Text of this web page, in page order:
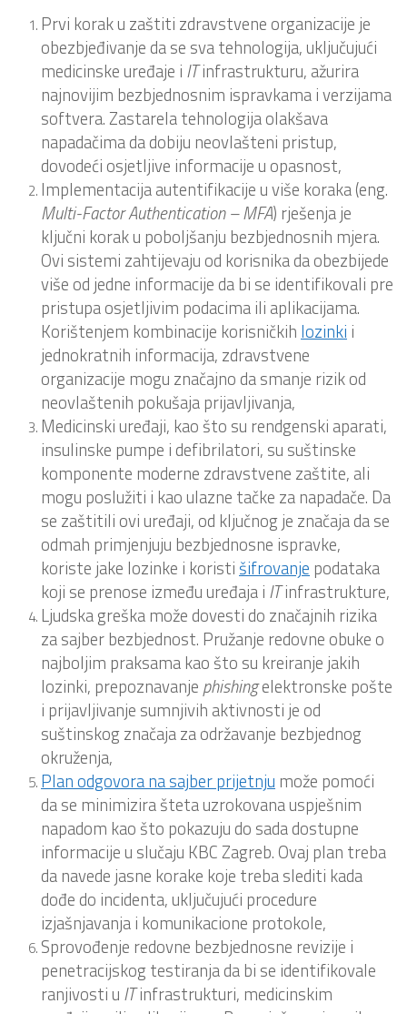
Prvi korak u zaštiti zdravstvene organizacije je
obezbjeđivanje da se sva tehnologija, uključujući
medicinske uređaje i ITinfrastrukturu, ažurira
najnovijim bezbjednosnim ispravkama i verzijama
softvera. Zastarela tehnologija olakšava
napadačima da dobiju neovlašteni pristup,
dovodeći osjetljive informacije u opasnost,
Implementacija autentifikacije u više koraka (eng.
Multi-Factor Authentication – MFA) rješenja je
ključni korak u poboljšanju bezbjednosnih mjera.
Ovi sistemi zahtijevaju od korisnika da obezbijede
više od jedne informacije da bi se identifikovali pre
pristupa osjetljivim podacima ili aplikacijama.
Korištenjem kombinacije korisničkih lozinki i
jednokratnih informacija, zdravstvene
organizacije mogu značajno da smanje rizik od
neovlaštenih pokušaja prijavljivanja,
Medicinski uređaji, kao što su rendgenski aparati,
insulinske pumpe i defibrilatori, su suštinske
komponente moderne zdravstvene zaštite, ali
mogu poslužiti i kao ulazne tačke za napadače. Da
se zaštitili ovi uređaji, od ključnog je značaja da se
odmah primjenjuju bezbjednosne ispravke,
koriste jake lozinke i koristi šifrovanje podataka
koji se prenose između uređaja i ITinfrastrukture,
Ljudska greška može dovesti do značajnih rizika
za sajber bezbjednost. Pružanje redovne obuke o
najboljim praksama kao što su kreiranje jakih
lozinki, prepoznavanje phishingelektronske pošte
i prijavljivanje sumnjivih aktivnosti je od
suštinskog značaja za održavanje bezbjednog
okruženja,
Plan odgovora na sajber prijetnju može pomoći
da se minimizira šteta uzrokovana uspješnim
napadom kao što pokazuju do sada dostupne
informacije u slučaju KBC Zagreb. Ovaj plan treba
da navede jasne korake koje treba slediti kada
dođe do incidenta, uključujući procedure
izjašnjavanja i komunikacione protokole,
Sprovođenje redovne bezbjednosne revizije i
penetracijskog testiranja da bi se identifikovale
ranjivosti u ITinfrastrukturi, medicinskim